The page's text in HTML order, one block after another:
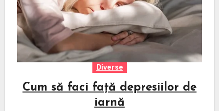
Diverse
Cum să faci față depresiilor de
iarnă